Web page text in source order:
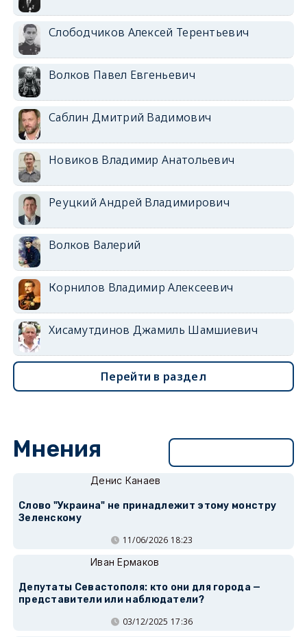
Слободчиков Алексей Терентьевич
Волков Павел Евгеньевич
Саблин Дмитрий Вадимович
Новиков Владимир Анатольевич
Реуцкий Андрей Владимирович
Волков Валерий
Корнилов Владимир Алексеевич
Хисамутдинов Джамиль Шамшиевич
Перейти в раздел
Мнения
Денис Канаев
Слово "Украина" не принадлежит этому монстру
Зеленскому
11/06/2026 18:23
Иван Ермаков
Депутаты Севастополя: кто они для города —
представители или наблюдатели?
03/12/2025 17:36